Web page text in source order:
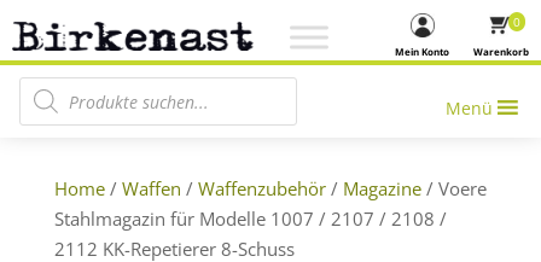
Warenkorb
0
Mein Konto
Products search
Menü
Home/ Waffen / Waffenzubehör/ Magazine/ Voere
Stahlmagazin für Modelle 1007 / 2107 / 2108 /
2112 KK-Repetierer 8-Schuss